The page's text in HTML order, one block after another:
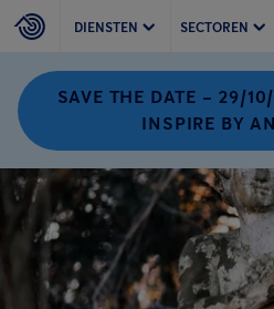
DIENSTEN SECTOREN
SAVE THE DATE – 29/
INSPIRE BY